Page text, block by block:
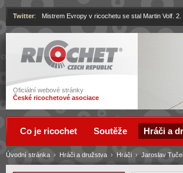
Ricochet
Oficiální webové stránky
České ricochetové asociace
Twitter: Mistrem Evropy v ricochetu se stal Martin Volf.
Úvodní stránka › Hráči a družstva › Hráči › Jaroslav
Co je ricochet Soutěže Hráči a